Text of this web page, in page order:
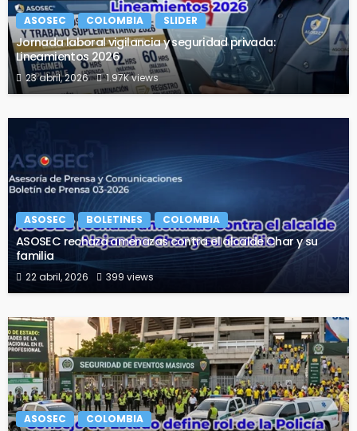
ASOSEC COLOMBIA SLIDER
Jornada laboral vigilancia y seguridad privada:
Lineamientos 2026
23 abril, 2026 1.97K views
ASOSEC BOLETINES COLOMBIA
ASOSEC rechaza amenazas contra el alcalde Char y su
familia
22 abril, 2026 399 views
ASOSEC COLOMBIA